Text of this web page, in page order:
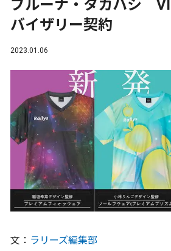
ブルーナ・タカハシ
バイザリー契約
2023.01.06
文： ラリーズ編集部